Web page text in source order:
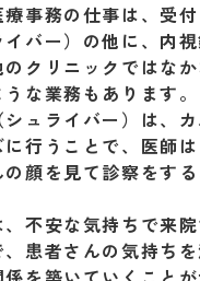
事務の仕事は、受
バー）の他に、内
クリニックではな
な業務もあります。
ュライバー）は、
行うことで、医師は
の顔を見て診察をす
不安な気持ちで来
患者さんの気持ち